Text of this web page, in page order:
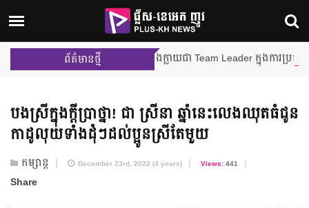
ព័ត៌មានថ្មី
ម៉ីលីង និង នីហឫទ័យ នឹងក្លាយជា Team Leader ក្នុងការប្រកួតជាក្រុមលើកដំ
បងស្រីក្នុងក្តីប្រាថ្នា! ជា ស្រីនា ឆ្នាំនេះលេងឈុតធំជូន
កាដូលុយទាំងដុំៗដល់ប្អូនស្រីតែមួយ
កម្សាន្ត December 23rd, 2022 (4 years) Views:441
Share